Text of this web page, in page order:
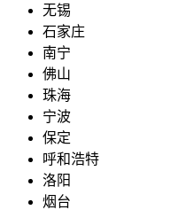
无锡
石家庄
南宁
佛山
珠海
宁波
保定
呼和浩特
洛阳
烟台